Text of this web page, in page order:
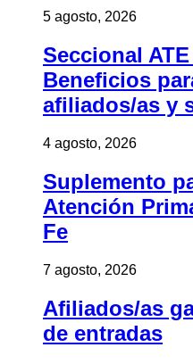
5 agosto, 2026
Seccional
Beneficios
afiliados/as y
4 agosto, 2026
Suplemento
Atención
Fe
7 agosto, 2026
Afiliados/as
de entradas